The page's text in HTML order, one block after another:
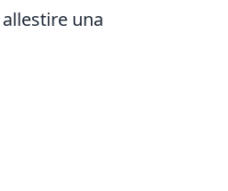
una